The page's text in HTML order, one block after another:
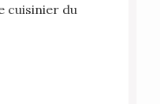
cuisinier du